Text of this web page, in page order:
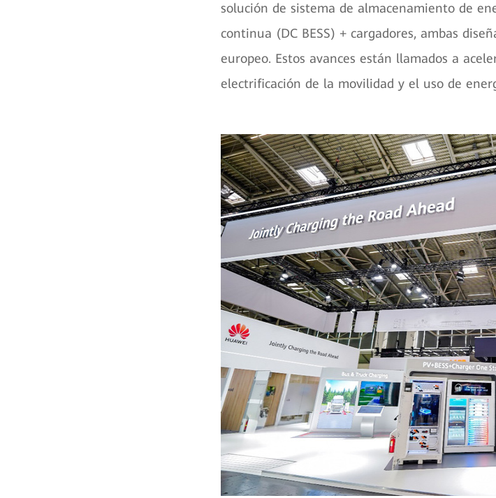
solución de sistema de almacenamiento de
continua (DC BESS) + cargadores, ambas
europeo. Estos avances están llamados a
electrificación de la movilidad y el uso de